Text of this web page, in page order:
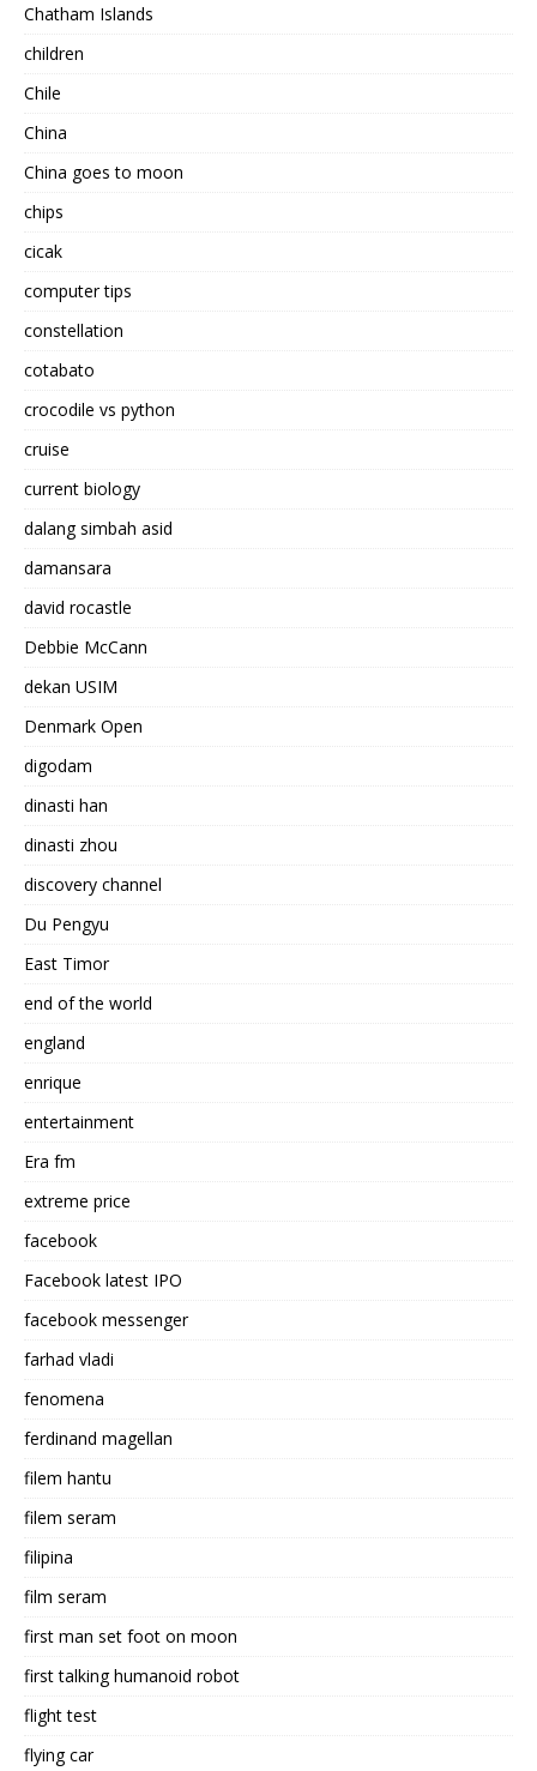
Chatham Islands
children
Chile
China
China goes to moon
chips
cicak
computer tips
constellation
cotabato
crocodile vs python
cruise
current biology
dalang simbah asid
damansara
david rocastle
Debbie McCann
dekan USIM
Denmark Open
digodam
dinasti han
dinasti zhou
discovery channel
Du Pengyu
East Timor
end of the world
england
enrique
entertainment
Era fm
extreme price
facebook
Facebook latest IPO
facebook messenger
farhad vladi
fenomena
ferdinand magellan
filem hantu
filem seram
filipina
film seram
first man set foot on moon
first talking humanoid robot
flight test
flying car